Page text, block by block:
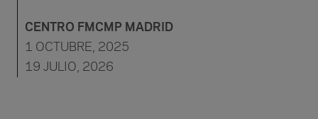
CENTRO FMCMP MADRID
1 OCTUBRE, 2025
19 JULIO, 2026